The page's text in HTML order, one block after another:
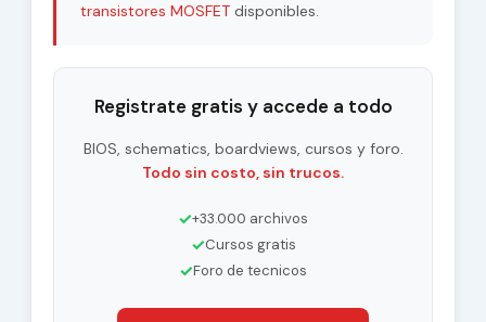
transistores MOSFETdisponibles.
Registrate gratis y accede a todo
BIOS, schematics, boardviews, cursos y foro.
Todo sin costo, sin trucos.
✓+33.000 archivos
✓Cursos gratis
✓Foro de tecnicos